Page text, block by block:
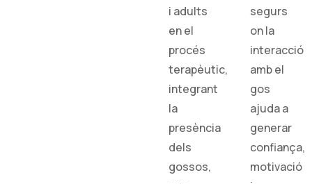
i adults
en el
procés
terapèutic,
integrant
la
presència
dels
gossos,
segurs
on la
interacció
amb el
gos
ajuda a
generar
confiança,
motivació